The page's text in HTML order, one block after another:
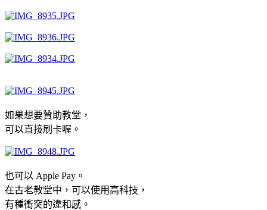
如果想要贊助教堂，
可以直接刷卡喔。
也可以 Apple Pay。
在古老教堂中，可以使用高科技，
有種衝突的違和感。